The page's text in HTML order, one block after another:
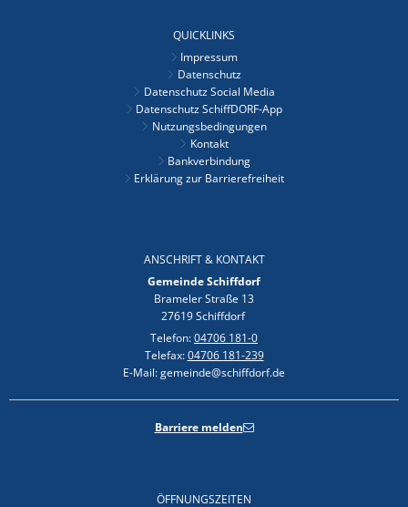
QUICKLINKS
Impressum
Datenschutz
Datenschutz Social Media
Datenschutz SchiffDORF-App
Nutzungsbedingungen
Kontakt
Bankverbindung
Erklärung zur Barrierefreiheit
ANSCHRIFT & KONTAKT
Gemeinde Schiffdorf
Brameler Straße 13
27619 Schiffdorf
Telefon:04706 181-0
Telefax:04706 181-239
E-Mail: gemeinde@schiffdorf.de
Barriere melden
ÖFFNUNGSZEITEN